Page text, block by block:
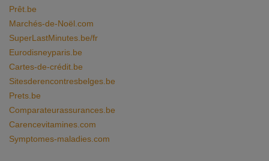
Prêt.be
Marchés-de-Noël.com
SuperLastMinutes.be/fr
Eurodisneyparis.be
Cartes-de-crédit.be
Sitesderencontresbelges.be
Prets.be
Comparateurassurances.be
Carencevitamines.com
Symptomes-maladies.com